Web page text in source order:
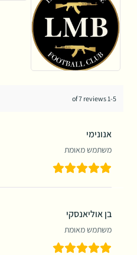
1-5 of 7 reviews
אנונימי
משתמש מאומת
בן אוליאנסקי
משתמש מאומת